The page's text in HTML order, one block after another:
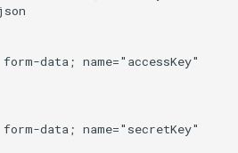
data; name="accessKey"
data; name="secretKey"